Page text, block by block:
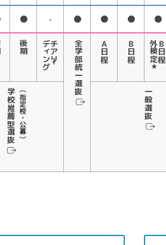
● - ● ● ● ●
後期 チアリー
ディング 全学部統一選抜 Ａ日程 Ｂ日程 Ｂ日程
外検定
★
学校推薦型選抜 一般選抜